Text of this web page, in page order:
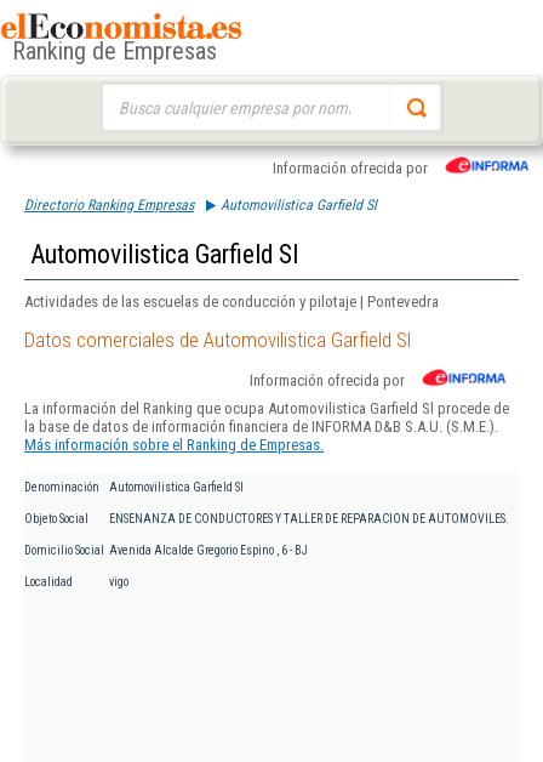
Ranking de Empresas
Información ofrecida por
Directorio Ranking Empresas Automovilistica Garfield Sl
Automovilistica Garfield Sl
Actividades de las escuelas de conducción y pilotaje | Pontevedra
Datos comerciales de Automovilistica Garfield Sl
Información ofrecida por
La información del Ranking que ocupa Automovilistica Garfield Sl procede de
la base de datos de información financiera de INFORMA D&B S.A.U. (S.M.E.).
Más información sobre el Ranking de Empresas.
Denominación Automovilistica Garfield Sl
Objeto Social ENSENANZA DE CONDUCTORES Y TALLER DE REPARACION DE AUTOMOVILES.
Domicilio Social Avenida Alcalde Gregorio Espino , 6 - BJ
Localidad vigo